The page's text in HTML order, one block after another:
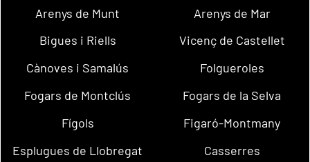
Arenys de Munt
Arenys de Mar
Bigues i Riells
Vicenç de Castellet
Cànoves i Samalús
Folgueroles
Fogars de Montclús
Fogars de la Selva
Fígols
Figaró-Montmany
Esplugues de Llobregat
Casserres